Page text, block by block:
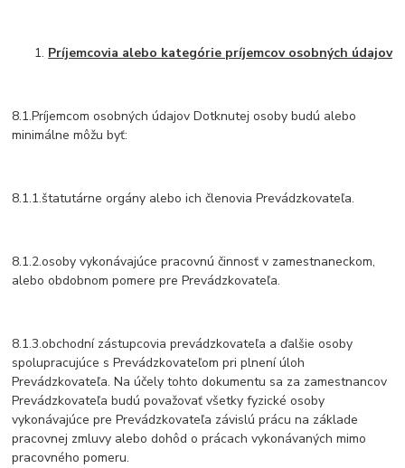
Príjemcovia alebo kategórie príjemcov osobných údajov
8.1.Príjemcom osobných údajov Dotknutej osoby budú alebo
minimálne môžu byť:
8.1.1.štatutárne orgány alebo ich členovia Prevádzkovateľa.
8.1.2.osoby vykonávajúce pracovnú činnosť v zamestnaneckom,
alebo obdobnom pomere pre Prevádzkovateľa.
8.1.3.obchodní zástupcovia prevádzkovateľa a ďalšie osoby
spolupracujúce s Prevádzkovateľom pri plnení úloh
Prevádzkovateľa. Na účely tohto dokumentu sa za zamestnancov
Prevádzkovateľa budú považovať všetky fyzické osoby
vykonávajúce pre Prevádzkovateľa závislú prácu na základe
pracovnej zmluvy alebo dohôd o prácach vykonávaných mimo
pracovného pomeru.